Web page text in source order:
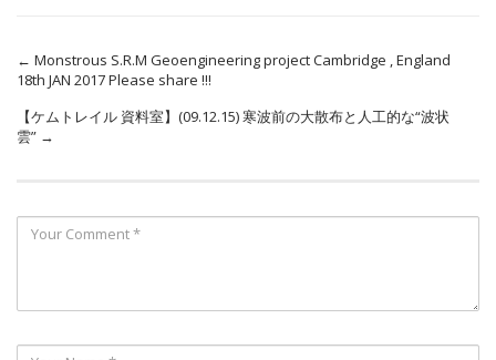
← Monstrous S.R.M Geoengineering project Cambridge , England
18th JAN 2017 Please share !!!
【ケムトレイル 資料室】(09.12.15) 寒波前の大散布と人工的な“波状
雲” →